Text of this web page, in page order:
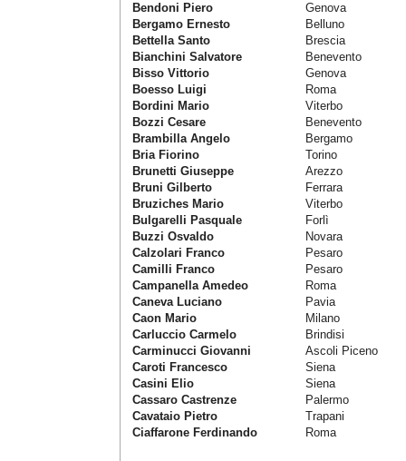
Bendoni Piero
Genova
Bergamo Ernesto
Belluno
Bettella Santo
Brescia
Bianchini Salvatore
Benevento
Bisso Vittorio
Genova
Boesso Luigi
Roma
Bordini Mario
Viterbo
Bozzi Cesare
Benevento
Brambilla Angelo
Bergamo
Bria Fiorino
Torino
Brunetti Giuseppe
Arezzo
Bruni Gilberto
Ferrara
Bruziches Mario
Viterbo
Bulgarelli Pasquale
Forlì
Buzzi Osvaldo
Novara
Calzolari Franco
Pesaro
Camilli Franco
Pesaro
Campanella Amedeo
Roma
Caneva Luciano
Pavia
Caon Mario
Milano
Carluccio Carmelo
Brindisi
Carminucci Giovanni
Ascoli Piceno
Caroti Francesco
Siena
Casini Elio
Siena
Cassaro Castrenze
Palermo
Cavataio Pietro
Trapani
Ciaffarone Ferdinando
Roma